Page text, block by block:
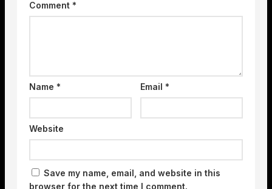
Comment *
Name * Email*
Website
Save my name, email, and website in this
browser for the next time I comment.